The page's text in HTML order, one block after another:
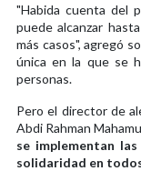
"Habida cuenta del
puede alcanzar
más casos", agregó
única en la que se
personas.
Pero el director de
Abdi Rahman
se implementan
solidaridad en